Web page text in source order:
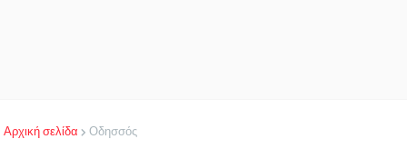
Αρχική σελίδα Οδησσός